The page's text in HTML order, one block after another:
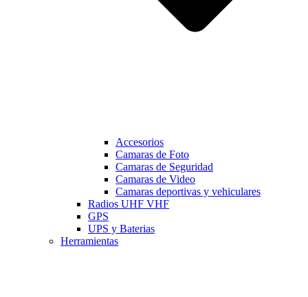
Accesorios
Camaras de Foto
Camaras de Seguridad
Camaras de Video
Camaras deportivas y vehiculares
Radios UHF VHF
GPS
UPS y Baterias
Herramientas